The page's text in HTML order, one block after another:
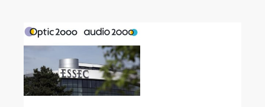
Rechercher:
Annonces emploi